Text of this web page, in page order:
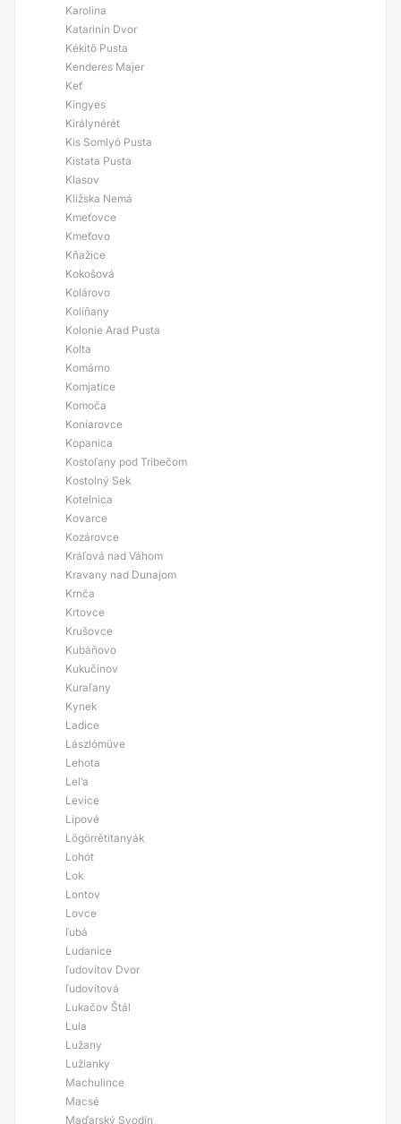
Karolina
Katarinín Dvor
Kékitő Pusta
Kenderes Majer
Keť
Kingyes
Királynérét
Kis Somlyó Pusta
Kistata Pusta
Klasov
Klížska Nemá
Kmeťovce
Kmeťovo
Kňažice
Kokošová
Kolárovo
Kolíňany
Kolonie Arad Pusta
Kolta
Komárno
Komjatice
Komoča
Koniarovce
Kopanica
Kostoľany pod Tribečom
Kostolný Sek
Kotelnica
Kovarce
Kozárovce
Kráľová nad Váhom
Kravany nad Dunajom
Krnča
Krtovce
Krušovce
Kubáňovo
Kukučinov
Kuraľany
Kynek
Ladice
Lászlómüve
Lehota
Lel’a
Levice
Lipové
Lögörrětitanyák
Lohót
Lok
Lontov
Lovce
ľubá
Ludanice
ľudovítov Dvor
ľudovítová
Lukačov Štál
Lula
Lužany
Lužianky
Machulince
Macsé
Maďarský Svodín